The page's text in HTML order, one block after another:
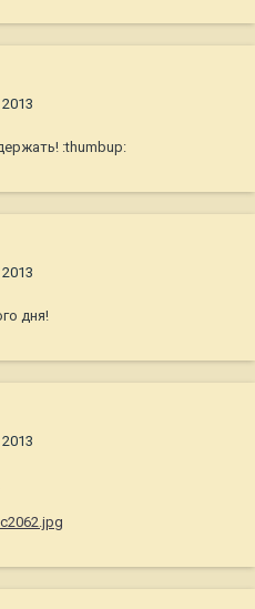
:thumbup:
дня!